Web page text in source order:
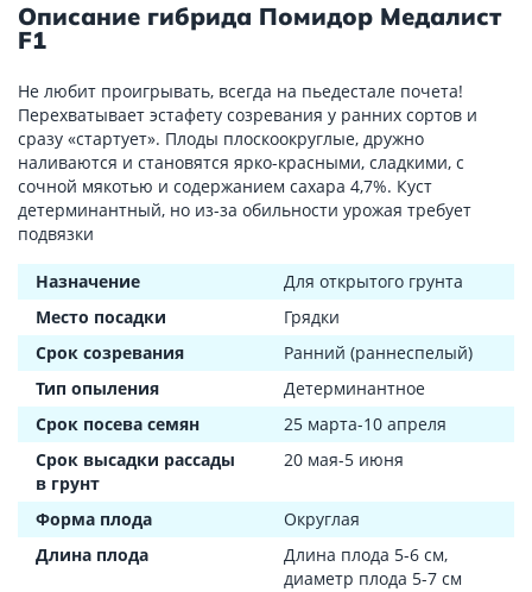
Описание гибрида Помидор Медалист
F1
Не любит проигрывать, всегда на пьедестале почета!
Перехватывает эстафету созревания у ранних сортов и
сразу «стартует». Плоды плоскоокруглые, дружно
наливаются и становятся ярко-красными, сладкими, с
сочной мякотью и содержанием сахара 4,7%. Куст
детерминантный, но из-за обильности урожая требует
подвязки
Назначение
Для открытого грунта
Место посадки
Грядки
Срок созревания
Ранний (раннеспелый)
Тип опыления
Детерминантное
Срок посева семян
25 марта-10 апреля
Срок высадки рассады
в грунт
20 мая-5 июня
Форма плода
Округлая
Длина плода
Длина плода 5-6 см,
диаметр плода 5-7 см